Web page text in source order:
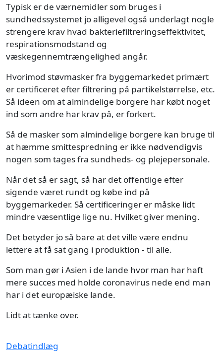
Typisk er de værnemidler som bruges i
sundhedssystemet jo alligevel også underlagt nogle
strengere krav hvad bakteriefiltreringseffektivitet,
respirationsmodstand og
væskegennemtrængelighed angår.
Hvorimod støvmasker fra byggemarkedet primært
er certificeret efter filtrering på partikelstørrelse, etc.
Så ideen om at almindelige borgere har købt noget
ind som andre har krav på, er forkert.
Så de masker som almindelige borgere kan bruge til
at hæmme smittespredning er ikke nødvendigvis
nogen som tages fra sundheds- og plejepersonale.
Når det så er sagt, så har det offentlige efter
sigende været rundt og købe ind på
byggemarkeder. Så certificeringer er måske lidt
mindre væsentlige lige nu. Hvilket giver mening.
Det betyder jo så bare at det ville være endnu
lettere at få sat gang i produktion - til alle.
Som man gør i Asien i de lande hvor man har haft
mere succes med holde coronavirus nede end man
har i det europæiske lande.
Lidt at tænke over.
Debatindlæg